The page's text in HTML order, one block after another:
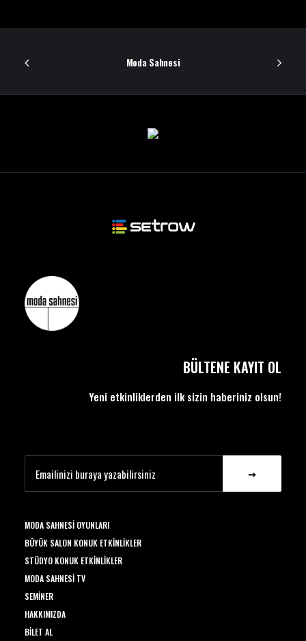
Moda Sahnesi
BÜLTENE KAYIT OL
Yeni etkinliklerden ilk sizin haberiniz olsun!
MODA SAHNESI OYUNLARI
BÜYÜK SALON KONUK ETKINLIKLER
STÜDYO KONUK ETKINLIKLER
MODA SAHNESI TV
SEMINER
HAKKIMIZDA
BILET AL